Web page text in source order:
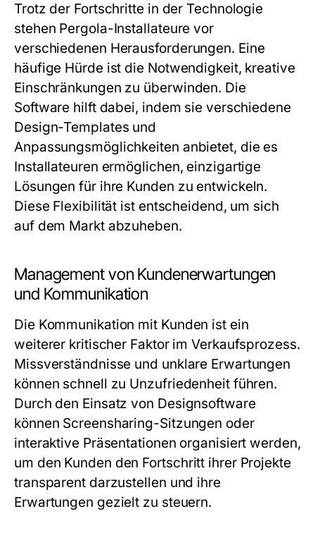
Trotz der Fortschritte in der Technologie
stehen Pergola-Installateure vor
verschiedenen Herausforderungen. Eine
häufige Hürde ist die Notwendigkeit, kreative
Einschränkungen zu überwinden. Die
Software hilft dabei, indem sie verschiedene
Design-Templates und
Anpassungsmöglichkeiten anbietet, die es
Installateuren ermöglichen, einzigartige
Lösungen für ihre Kunden zu entwickeln.
Diese Flexibilität ist entscheidend, um sich
auf dem Markt abzuheben.
Management von Kundenerwartungen
und Kommunikation
Die Kommunikation mit Kunden ist ein
weiterer kritischer Faktor im Verkaufsprozess.
Missverständnisse und unklare Erwartungen
können schnell zu Unzufriedenheit führen.
Durch den Einsatz von Designsoftware
können Screensharing-Sitzungen oder
interaktive Präsentationen organisiert werden,
um den Kunden den Fortschritt ihrer Projekte
transparent darzustellen und ihre
Erwartungen gezielt zu steuern.